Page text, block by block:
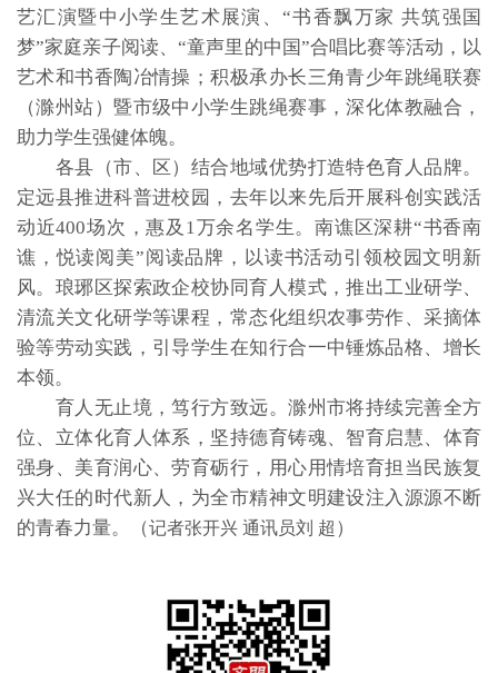
艺汇演暨中小学生艺术展演、“书香飘万家 共筑强国
梦”家庭亲子阅读、“童声里的中国”合唱比赛等活动，以
艺术和书香陶冶情操；积极承办长三角青少年跳绳联赛
（滁州站）暨市级中小学生跳绳赛事，深化体教融合，
助力学生强健体魄。
各县（市、区）结合地域优势打造特色育人品牌。
定远县推进科普进校园，去年以来先后开展科创实践活
动近400场次，惠及1万余名学生。南谯区深耕“书香南
谯，悦读阅美”阅读品牌，以读书活动引领校园文明新
风。琅琊区探索政企校协同育人模式，推出工业研学、
清流关文化研学等课程，常态化组织农事劳作、采摘体
验等劳动实践，引导学生在知行合一中锤炼品格、增长
本领。
育人无止境，笃行方致远。滁州市将持续完善全方
位、立体化育人体系，坚持德育铸魂、智育启慧、体育
强身、美育润心、劳育砺行，用心用情培育担当民族复
兴大任的时代新人，为全市精神文明建设注入源源不断
的青春力量。（记者张开兴 通讯员刘 超 ）